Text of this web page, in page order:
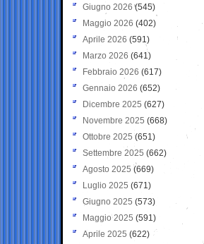
Giugno 2026 (545)
Maggio 2026 (402)
Aprile 2026 (591)
Marzo 2026 (641)
Febbraio 2026 (617)
Gennaio 2026 (652)
Dicembre 2025 (627)
Novembre 2025 (668)
Ottobre 2025 (651)
Settembre 2025 (662)
Agosto 2025 (669)
Luglio 2025 (671)
Giugno 2025 (573)
Maggio 2025 (591)
Aprile 2025 (622)